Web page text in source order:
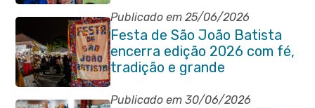
Publicado em 25/06/2026
Festa de São João Batista
encerra edição 2026 com fé,
tradição e grande
participação popular
Publicado em 30/06/2026